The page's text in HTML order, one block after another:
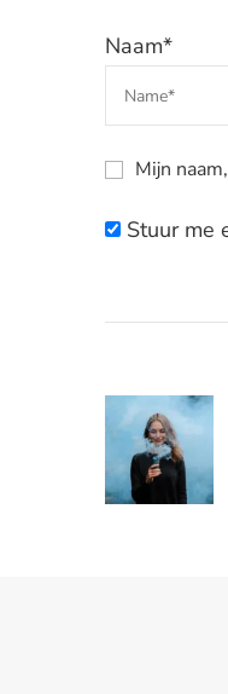
Naam*
Mijn
Stuur me